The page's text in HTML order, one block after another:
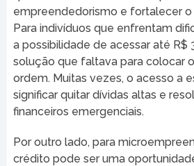
empreendedorismo e fortalecer
Para indivíduos que enfrentam
a possibilidade de acessar até R$
solução que faltava para colocar
ordem. Muitas vezes, o acesso a
significar quitar dívidas altas e
financeiros emergenciais.
Por outro lado, para
crédito pode ser uma